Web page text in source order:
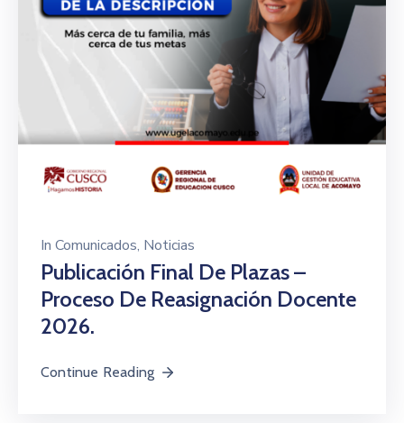
In Comunicados‚ Noticias
Publicación Final De Plazas –
Proceso De Reasignación Docente
2026.
Continue Reading